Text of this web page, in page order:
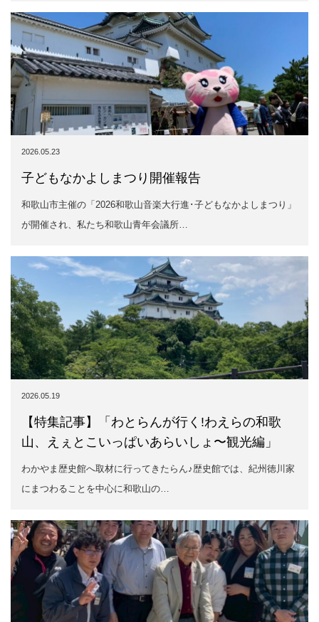
2026.05.23
子どもなかよしまつり開催報告
和歌山市主催の「2026和歌山音楽大行進･子どもなかよしまつり」
が開催され、私たち和歌山青年会議所…
2026.05.19
【特集記事】「わとらんが行く!わえらの和歌
山、えぇとこいっぱいあらいしょ〜観光編」
わかやま歴史館へ取材に行ってきたらん♪歴史館では、紀州徳川家
にまつわることを中心に和歌山の…
2026.05.07
シニア･クラブとの合同例会および懇親会の開催
4月18日(土)the publicにてシニア･クラブとの合同例会および懇親
会を開催いたしました。…